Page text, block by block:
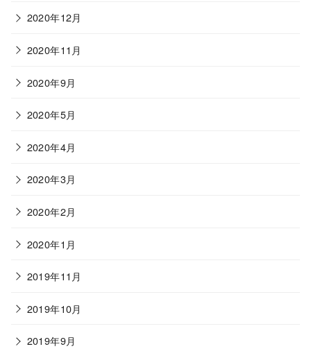
2020年12月
2020年11月
2020年9月
2020年5月
2020年4月
2020年3月
2020年2月
2020年1月
2019年11月
2019年10月
2019年9月